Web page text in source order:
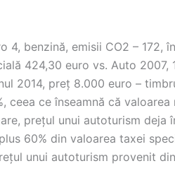
4, benzină, emisii CO2 – 172,
424,30 euro vs. Auto 2007,
2014, preț 8.000 euro –
ceea ce înseamnă că
prețul unui autoturism deja
60% din valoarea taxei
unui autoturism provenit